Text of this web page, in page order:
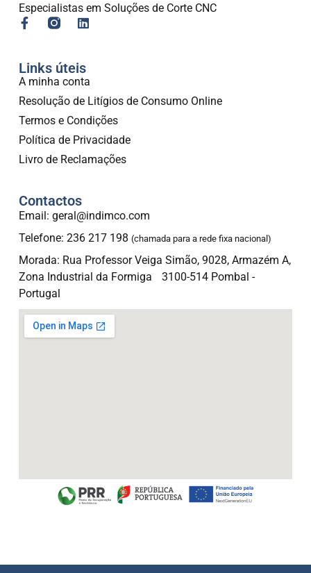
Especialistas em Soluções de Corte CNC
Links úteis
A minha conta
Resolução de Litígios de Consumo Online
Termos e Condições
Política de Privacidade
Livro de Reclamações
Contactos
Email: geral@indimco.com
Telefone: 236 217 198 (chamada para a rede fixa nacional)
Morada: Rua Professor Veiga Simão, 9028, Armazém A,
Zona Industrial da Formiga 3100-514 Pombal -
Portugal